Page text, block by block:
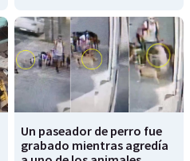
Un paseador de perro fue
grabado mientras agredía